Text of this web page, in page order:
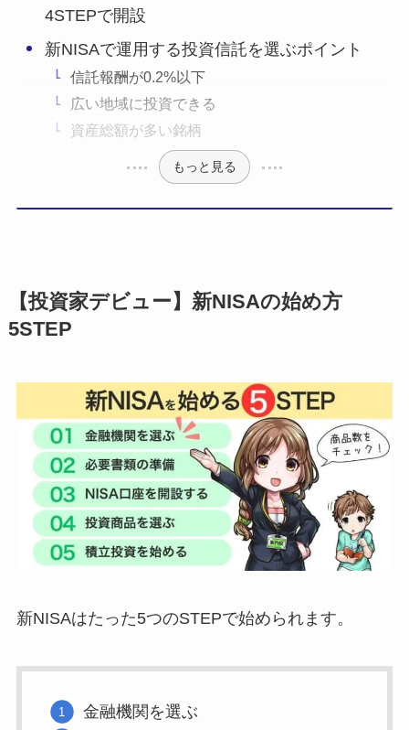
4STEPで開設
新NISAで運用する投資信託を選ぶポイント
信託報酬が0.2%以下
広い地域に投資できる
資産総額が多い銘柄
もっと見る
【投資家デビュー】新NISAの始め方
5STEP
新NISAはたった5つのSTEPで始められます。
金融機関を選ぶ